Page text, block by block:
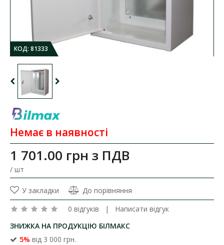
КОД: 81333
Немає в наявності
1 701.00 грн з ПДВ
/ шт
У закладки
До порівняння
0 відгуків | Написати відгук
ЗНИЖКА НА ПРОДУКЦІЮ БІЛМАКС
5% від 3 000 грн.